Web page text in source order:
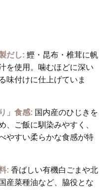
だし: 鰹・昆布・椎茸に帆
を使用。噛むほどに深い
味付けに仕上げていま
」食感: 国内産のひじきを
、ご飯に馴染みやすく、
やすい柔らかな食感が特
: 香ばしい有機白ごまや北
産菜種油など、脇役とな